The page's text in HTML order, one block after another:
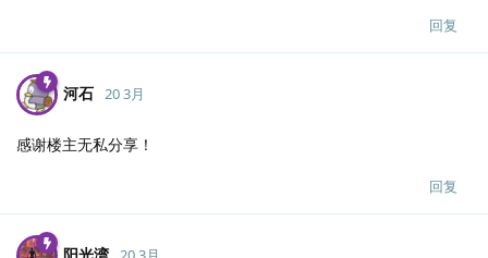
回复
河石 20 3月
感谢楼主无私分享！
回复
阳光湾